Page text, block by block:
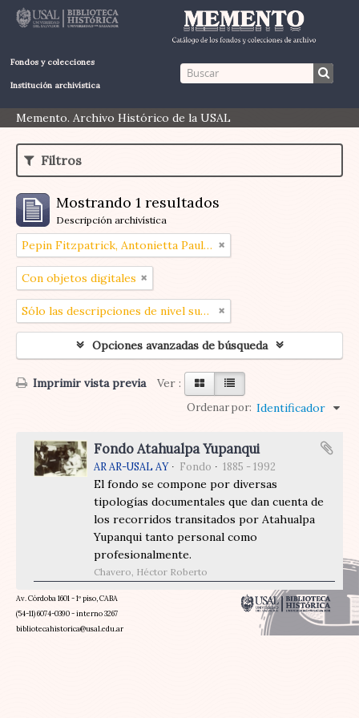
Fondos y colecciones
Institución archivística
Memento. Archivo Histórico de la USAL
Filtros
Mostrando 1 resultados
Descripción archivística
Pepin Fitzpatrick, Antonietta Paule (1908-1990)
Con objetos digitales
Sólo las descripciones de nivel superior
Opciones avanzadas de búsqueda
Imprimir vista previa Ver :
Ordenar por: Identificador
Fondo Atahualpa Yupanqui
AR AR-USAL AY Fondo 1885 - 1992
El fondo se compone por diversas
tipologías documentales que dan cuenta de
los recorridos transitados por Atahualpa
Yupanqui tanto personal como
profesionalmente.
Chavero, Héctor Roberto
Av. Córdoba 1601 - 1º piso, CABA
(54-11) 6074-0390 - interno 3267
bibliotecahistorica@usal.edu.ar